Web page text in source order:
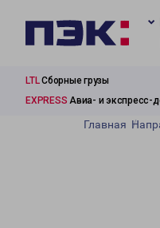
LTLСборные грузы
EXPRESS Авиа- и экспресс-
Главная